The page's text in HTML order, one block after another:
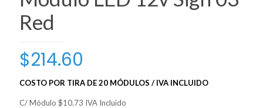
Red
$214.60
COSTO POR TIRA DE 20 MÓDULOS / IVA INCLUIDO
C/ Módulo $10.73 IVA Incluido